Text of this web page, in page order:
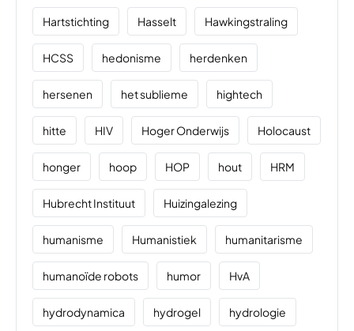
Hartstichting Hasselt Hawkingstraling
HCSS hedonisme herdenken
hersenen het sublieme hightech
hitte HIV Hoger Onderwijs Holocaust
honger hoop HOP hout HRM
Hubrecht Instituut Huizingalezing
humanisme Humanistiek humanitarisme
humanoïde robots humor HvA
hydrodynamica hydrogel hydrologie